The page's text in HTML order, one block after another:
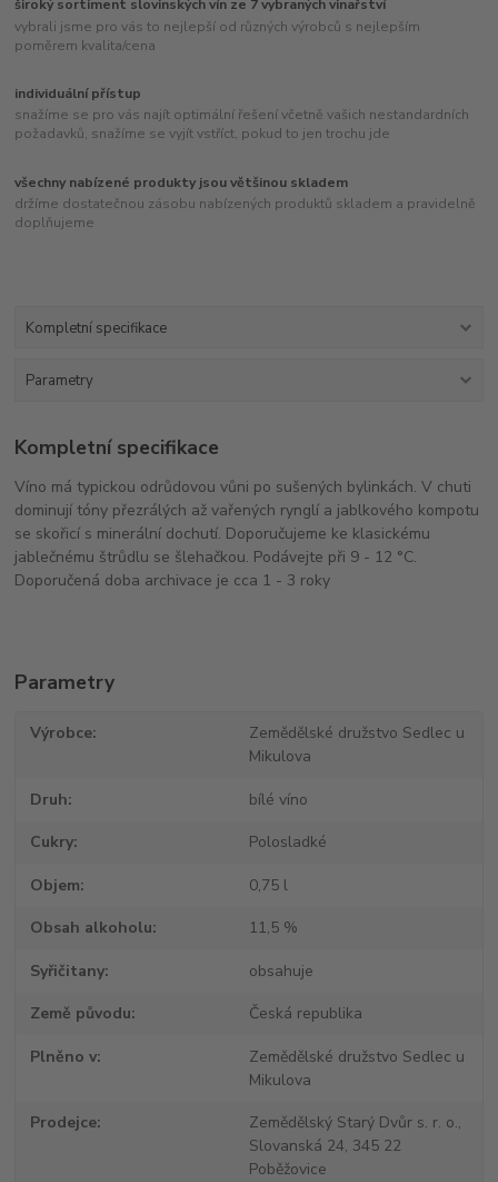
široký sortiment slovinských vín ze 7 vybraných vinařství
vybrali jsme pro vás to nejlepší od různých výrobců s nejlepším
poměrem kvalita/cena
individuální přístup
snažíme se pro vás najít optimální řešení včetně vašich nestandardních
požadavků, snažíme se vyjít vstříct, pokud to jen trochu jde
všechny nabízené produkty jsou většinou skladem
držíme dostatečnou zásobu nabízených produktů skladem a pravidelně
doplňujeme
Kompletní specifikace
Parametry
Kompletní specifikace
Víno má typickou odrůdovou vůni po sušených bylinkách. V chuti
dominují tóny přezrálých až vařených rynglí a jablkového kompotu
se skořicí s minerální dochutí. Doporučujeme ke klasickému
jablečnému štrůdlu se šlehačkou. Podávejte při 9 - 12 °C.
Doporučená doba archivace je cca 1 - 3 roky
Parametry
Výrobce
Zemědělské družstvo Sedlec u
Mikulova
Druh bílé víno
Cukry Polosladké
Objem 0,75 l
Obsah alkoholu 11,5 %
Syřičitany obsahuje
Země původu Česká republika
Plněno v
Zemědělské družstvo Sedlec u
Mikulova
Prodejce
Zemědělský Starý Dvůr s. r. o.,
Slovanská 24, 345 22
Poběžovice